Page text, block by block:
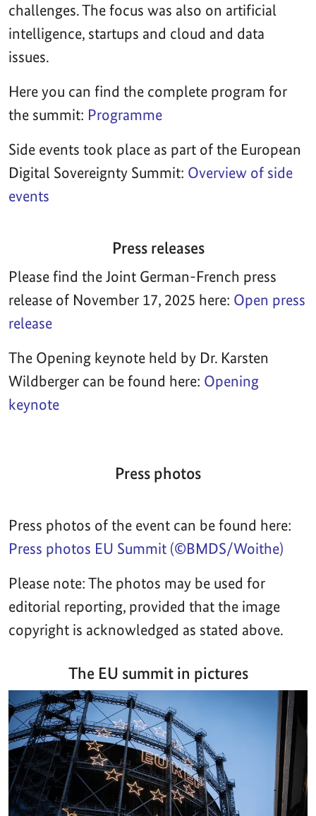
challenges. The focus was also on artificial
intelligence, startups and cloud and data
issues.
Here you can find the complete program for
the summit: Programme
Side events took place as part of the European
Digital Sovereignty Summit: Overview of side
events
Press releases
Please find the Joint German-French press
release of November 17, 2025 here: Open press
release
The Opening keynote held by Dr. Karsten
Wildberger can be found here: Opening
keynote
Press photos
Press photos of the event can be found here:
Press photos EU Summit (©BMDS/Woithe)
Please note: The photos may be used for
editorial reporting, provided that the image
copyright is acknowledged as stated above.
The EU summit in pictures